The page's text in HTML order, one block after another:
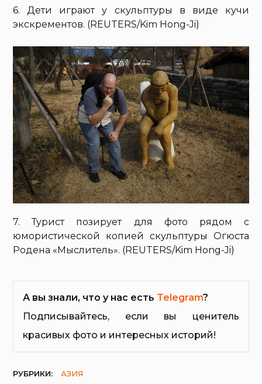
6. Дети играют у скульптуры в виде кучи
экскрементов. (REUTERS/Kim Hong-Ji)
7. Турист позирует для фото рядом с
юмористической копией скульптуры Огюста
Родена «Мыслитель». (REUTERS/Kim Hong-Ji)
А вы знали, что у нас есть Telegram?
Подписывайтесь, если вы ценитель
красивых фото и интересных историй!
РУБРИКИ:
АЗИЯ